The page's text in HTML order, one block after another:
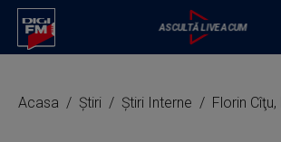
Acasa Știri Știri Interne Florin Cîţu, la 148 de ani de la înfiinţarea PNL: